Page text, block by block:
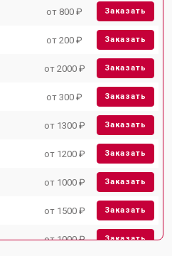
от 800 ₽ Заказать
от 200 ₽ Заказать
от 2000 ₽ Заказать
от 300 ₽ Заказать
от 1300 ₽ Заказать
от 1200 ₽ Заказать
от 1000 ₽ Заказать
от 1500 ₽ Заказать
от 1000 ₽ Заказать